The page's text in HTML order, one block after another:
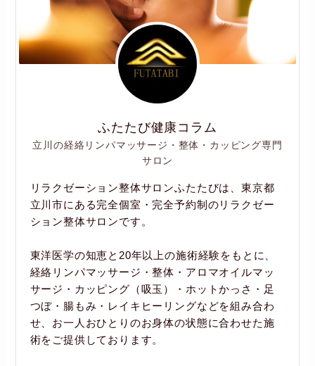
ふたたび健康コラム
立川の経絡リンパマッサージ・整体・カッピング専門
サロン
リラクゼーション整体サロンふたたびは、東京都
立川市にある完全個室・完全予約制のリラクゼー
ション整体サロンです。
東洋医学の知恵と20年以上の施術経験をもとに、
経絡リンパマッサージ・整体・アロマオイルマッ
サージ・カッピング（吸玉）・ホットかっさ・足
つぼ・腸もみ・レイキヒーリングなどを組み合わ
せ、お一人おひとりのお身体の状態に合わせた施
術をご提供しております。